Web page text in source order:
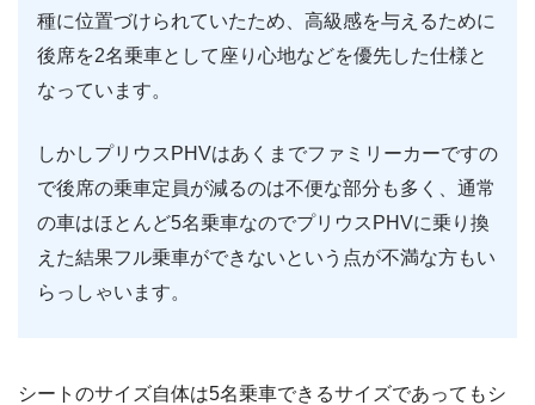
種に位置づけられていたため、高級感を与えるために
後席を2名乗車として座り心地などを優先した仕様と
なっています。
しかしプリウスPHVはあくまでファミリーカーですの
で後席の乗車定員が減るのは不便な部分も多く、通常
の車はほとんど5名乗車なのでプリウスPHVに乗り換
えた結果フル乗車ができないという点が不満な方もい
らっしゃいます。
シートのサイズ自体は5名乗車できるサイズであってもシ